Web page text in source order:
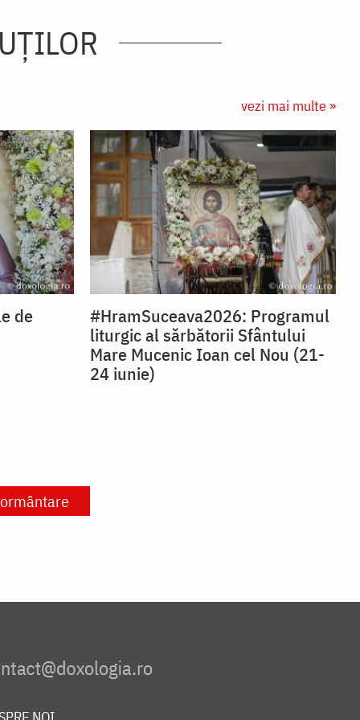
vezi mai multe »
de
#HramSuceava2026: Programul
liturgic al sărbătorii Sfântului
Mare Mucenic Ioan cel Nou (21-
24 iunie)